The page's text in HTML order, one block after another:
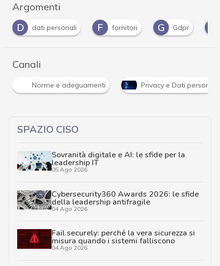
Argomenti
D
dati personali F fornitori G Gdpr
Canali
Norme e adeguamenti Privacy e Dati personali
SPAZIO CISO
Sovranità digitale e AI: le sfide per la
leadership IT
05 Ago 2026
Cybersecurity360 Awards 2026: le sfide
della leadership antifragile
04 Ago 2026
Fail securely: perché la vera sicurezza si
misura quando i sistemi falliscono
04 Ago 2026